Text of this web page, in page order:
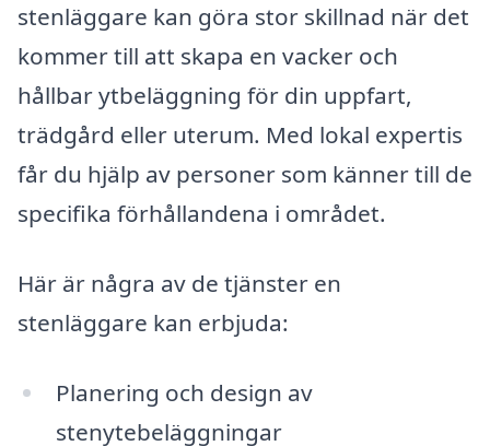
stenläggare kan göra stor skillnad när det
kommer till att skapa en vacker och
hållbar ytbeläggning för din uppfart,
trädgård eller uterum. Med lokal expertis
får du hjälp av personer som känner till de
specifika förhållandena i området.
Här är några av de tjänster en
stenläggare kan erbjuda:
Planering och design av
stenytebeläggningar